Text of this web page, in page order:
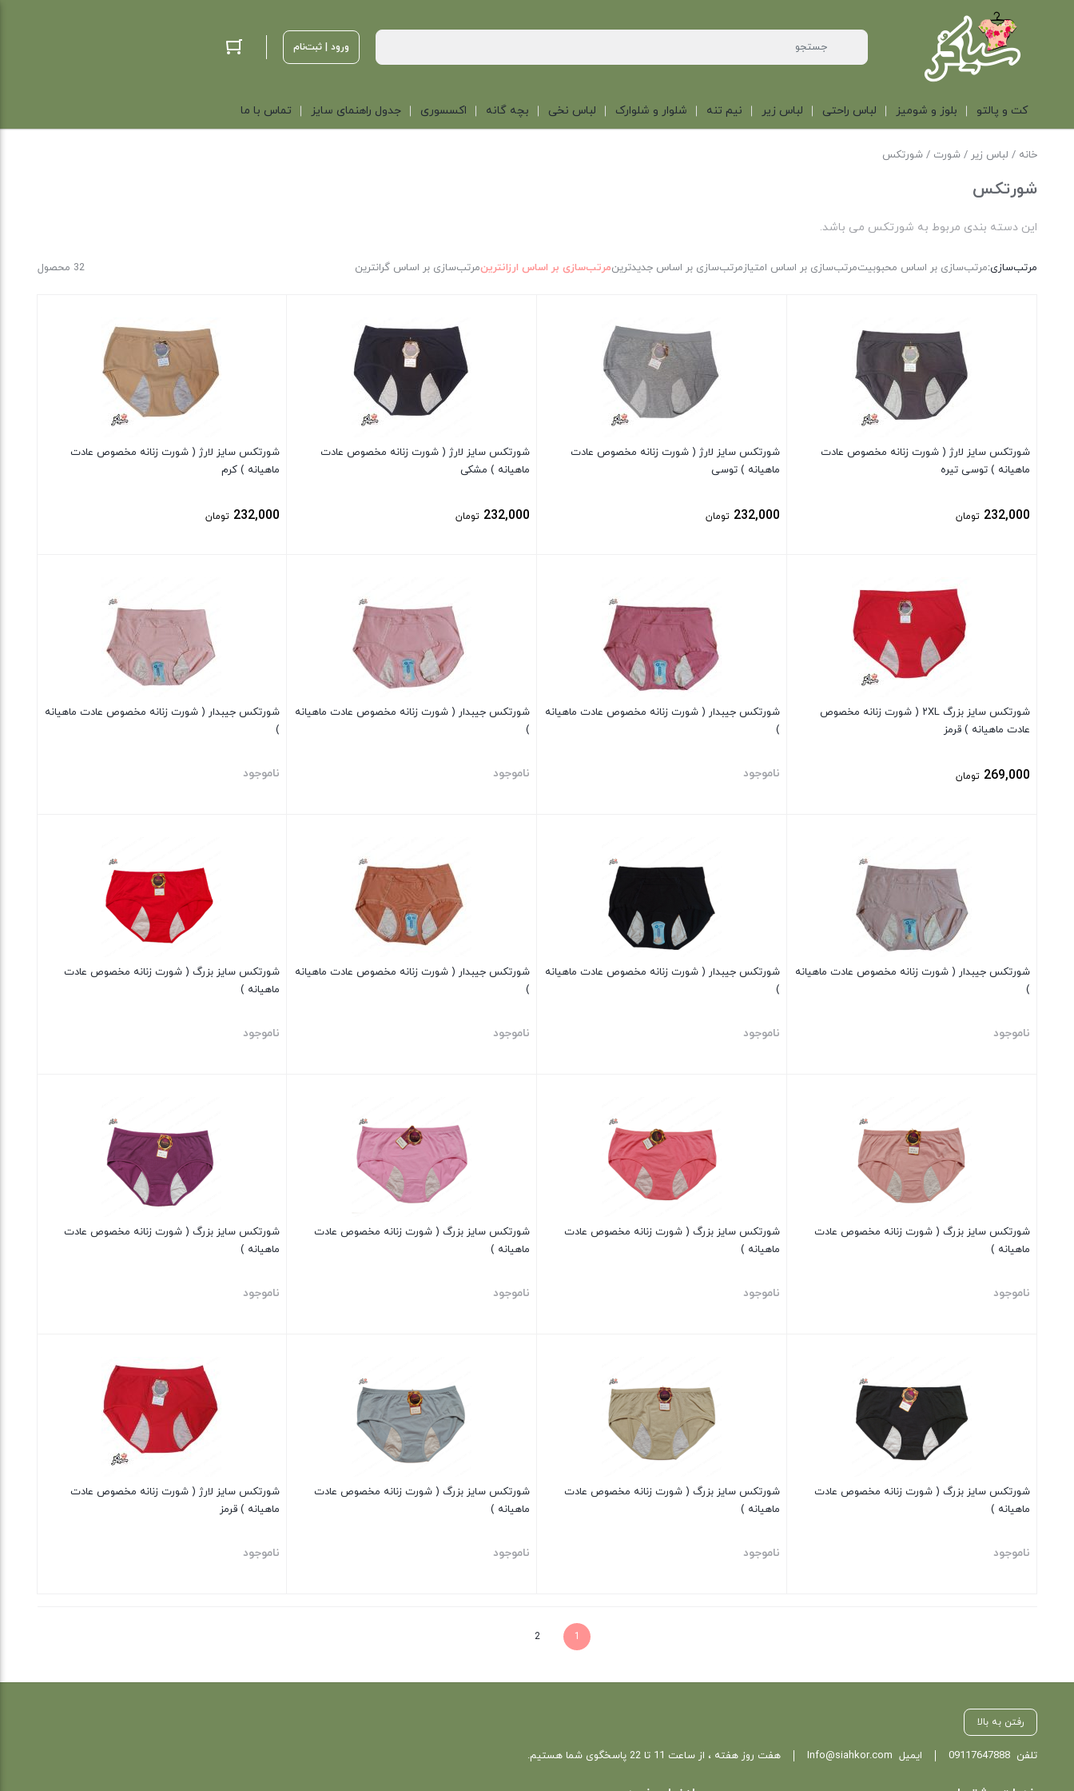
ورود | ثبت‌نام
کت و پالتو بلوز و شومیز لباس راحتی لباس زیر نیم تنه شلوار و شلوارک لباس نخی بچه گانه اکسسوری جدول راهنمای سایز تماس با ما
خانه / لباس زیر /شورت / شورتکس
شورتکس
این دسته بندی مربوط به شورتکس می باشد.
32 محصول مرتب‌سازی:مرتب‌سازی بر اساس محبوبیتمرتب‌سازی بر اساس امتیازمرتب‌سازی بر اساس جدیدترینمرتب‌سازی بر اساس ارزانترینمرتب‌سازی بر اساس گرانترین
شورتکس سایز لارژ ( شورت زنانه مخصوص عادت
ماهیانه ) توسی تیره
232,000 تومان
شورتکس سایز لارژ ( شورت زنانه مخصوص عادت
ماهیانه ) توسی
232,000 تومان
شورتکس سایز لارژ ( شورت زنانه مخصوص عادت
ماهیانه ) مشکی
232,000 تومان
شورتکس سایز لارژ ( شورت زنانه مخصوص عادت
ماهیانه ) کرم
232,000 تومان
شورتکس سایز بزرگ ۲XL ( شورت زنانه مخصوص
عادت ماهیانه ) قرمز
269,000 تومان
شورتکس جیبدار ( شورت زنانه مخصوص عادت ماهیانه
)
ناموجود
شورتکس جیبدار ( شورت زنانه مخصوص عادت ماهیانه
)
ناموجود
شورتکس جیبدار ( شورت زنانه مخصوص عادت ماهیانه
)
ناموجود
شورتکس جیبدار ( شورت زنانه مخصوص عادت ماهیانه
)
ناموجود
شورتکس جیبدار ( شورت زنانه مخصوص عادت ماهیانه
)
ناموجود
شورتکس جیبدار ( شورت زنانه مخصوص عادت ماهیانه
)
ناموجود
شورتکس سایز بزرگ ( شورت زنانه مخصوص عادت
ماهیانه )
ناموجود
شورتکس سایز بزرگ ( شورت زنانه مخصوص عادت
ماهیانه )
ناموجود
شورتکس سایز بزرگ ( شورت زنانه مخصوص عادت
ماهیانه )
ناموجود
شورتکس سایز بزرگ ( شورت زنانه مخصوص عادت
ماهیانه )
ناموجود
شورتکس سایز بزرگ ( شورت زنانه مخصوص عادت
ماهیانه )
ناموجود
شورتکس سایز بزرگ ( شورت زنانه مخصوص عادت
ماهیانه )
ناموجود
شورتکس سایز بزرگ ( شورت زنانه مخصوص عادت
ماهیانه )
ناموجود
شورتکس سایز بزرگ ( شورت زنانه مخصوص عادت
ماهیانه )
ناموجود
شورتکس سایز لارژ ( شورت زنانه مخصوص عادت
ماهیانه ) قرمز
ناموجود
1
2
رفتن به بالا
تلفن09117647888 ایمیل Info@siahkor.com هفت روز هفته ، از ساعت 11 تا 22 پاسخگوی شما هستیم.